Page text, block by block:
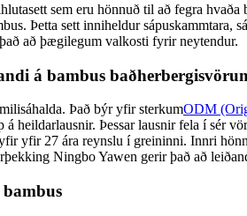
sem eru hönnuð til að fegra
Þetta sett inniheldur
að þægilegum valkosti fyrir neytendur.
á bambus
Það býr yfir sterkumODM
heildarlausnir. Þessar lausnir fela í sér
yfir 27 ára reynslu í greininni. Innri
Ningbo Yawen gerir það að